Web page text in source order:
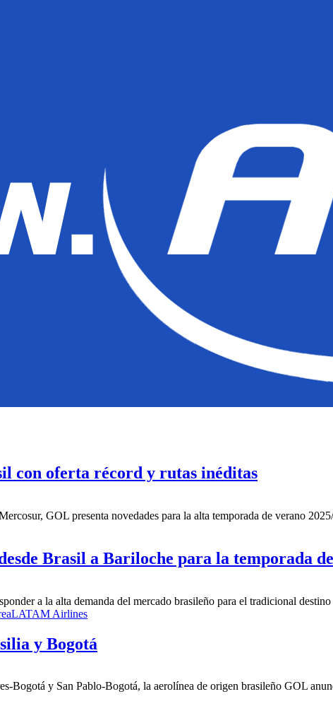
con oferta récord y rutas inéditas
GOL presenta novedades para la alta temporada de verano
Brasil a Bariloche para la temporada
a la alta demanda del mercado brasileño para el tradicional
LATAM Airlines
y Bogotá
Bogotá y San Pablo-Bogotá, la aerolínea de origen brasileño GOL